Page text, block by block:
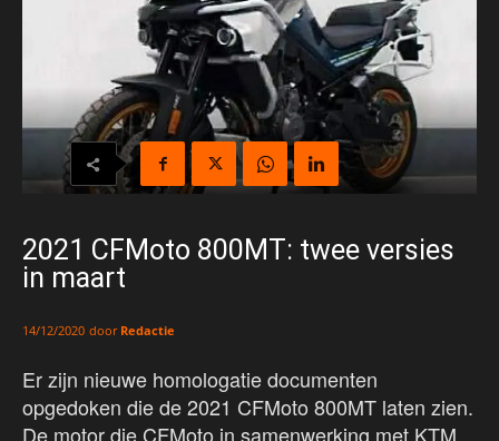
2021 CFMoto 800MT: twee versies
in maart
14/12/2020 door Redactie
Er zijn nieuwe homologatie documenten
opgedoken die de 2021 CFMoto 800MT laten zien.
De motor die CFMoto in samenwerking met KTM